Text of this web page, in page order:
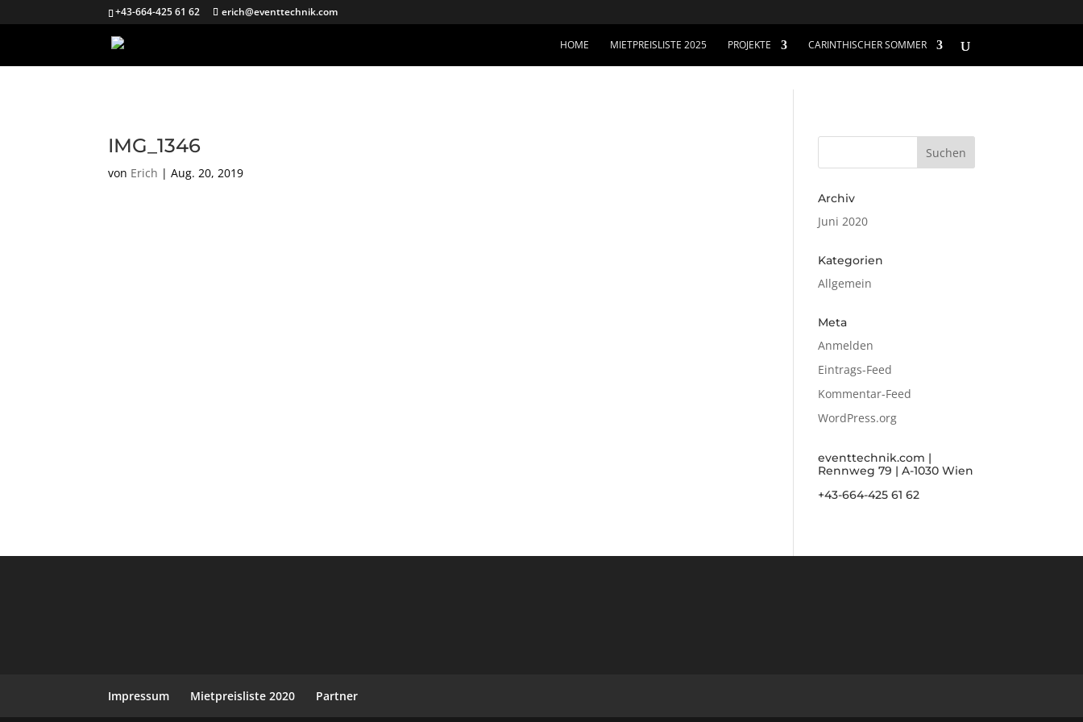
+43-664-425 61 62 erich@eventtechnik.com
HOME MIETPREISLISTE 2025 PROJEKTE CARINTHISCHER SOMMER
IMG_1346
von Erich |Aug. 20, 2019
Archiv
Juni 2020
Kategorien
Allgemein
Meta
Anmelden
Eintrags-Feed
Kommentar-Feed
WordPress.org
eventtechnik.com |
Rennweg 79 | A-1030 Wien
+43-664-425 61 62
Impressum Mietpreisliste 2020 Partner